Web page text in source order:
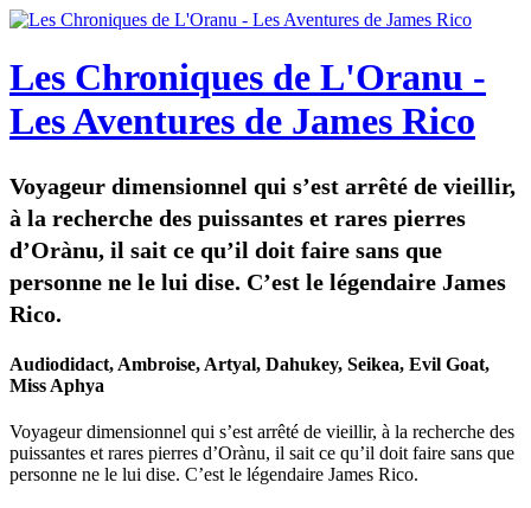
Les Chroniques de L'Oranu -
Les Aventures de James Rico
Voyageur dimensionnel qui s’est arrêté de vieillir,
à la recherche des puissantes et rares pierres
d’Orànu, il sait ce qu’il doit faire sans que
personne ne le lui dise. C’est le légendaire James
Rico.
Audiodidact, Ambroise, Artyal, Dahukey, Seikea, Evil Goat,
Miss Aphya
Voyageur dimensionnel qui s’est arrêté de vieillir, à la recherche des
puissantes et rares pierres d’Orànu, il sait ce qu’il doit faire sans que
personne ne le lui dise. C’est le légendaire James Rico.